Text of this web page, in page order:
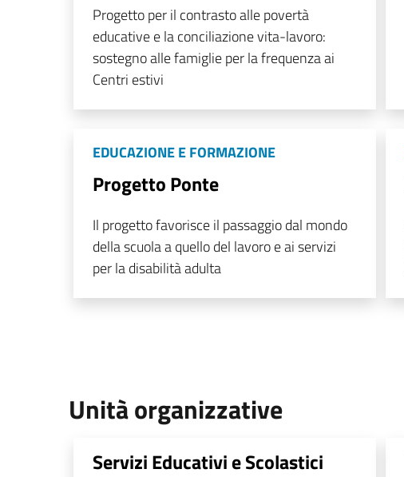
Progetto per il contrasto alle povertà
educative e la conciliazione vita-lavoro:
sostegno alle famiglie per la frequenza ai
Centri estivi
EDUCAZIONE E FORMAZIONE
Progetto Ponte
Il progetto favorisce il passaggio dal mondo
della scuola a quello del lavoro e ai servizi
per la disabilità adulta
Unità organizzative
Servizi Educativi e Scolastici